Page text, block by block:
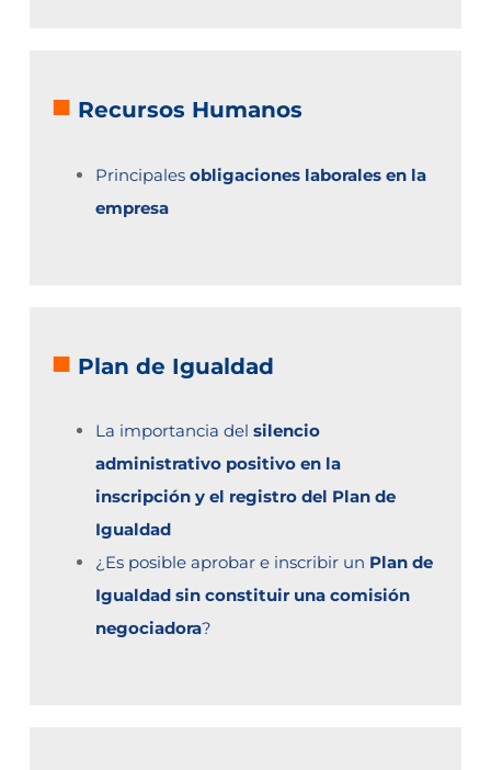
■ Recursos Humanos
Principalesobligaciones laborales en la
empresa
■ Plan de Igualdad
La importancia delsilencio
administrativo positivo en la
inscripción y el registro del Plan de
Igualdad
¿Es posible aprobar e inscribir un Plan de
Igualdad sin constituir una comisión
negociadora?